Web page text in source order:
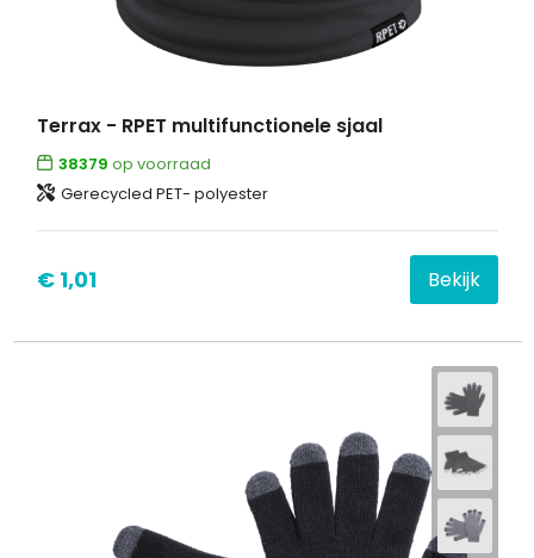
Terrax - RPET multifunctionele sjaal
38379 op voorraad
Gerecycled PET- polyester
€ 1,01 Bekijk